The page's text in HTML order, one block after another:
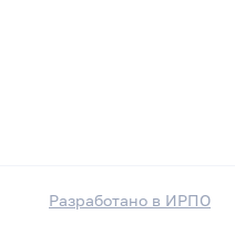
Разработано в ИРПО